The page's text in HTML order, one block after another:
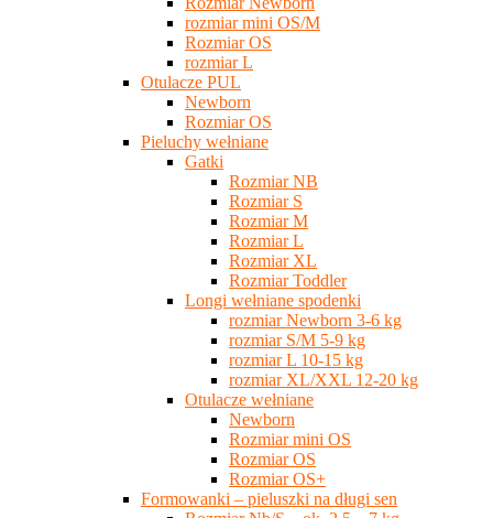
rozmiar mini OS/M
Rozmiar OS
rozmiar L
Otulacze PUL
Newborn
Rozmiar OS
Pieluchy wełniane
Gatki
Rozmiar NB
Rozmiar S
Rozmiar M
Rozmiar L
Rozmiar XL
Rozmiar Toddler
Longi wełniane spodenki
rozmiar Newborn 3-6 kg
rozmiar S/M 5-9 kg
rozmiar L 10-15 kg
rozmiar XL/XXL 12-20 kg
Otulacze wełniane
Newborn
Rozmiar mini OS
Rozmiar OS
Rozmiar OS+
Formowanki – pieluszki na długi sen